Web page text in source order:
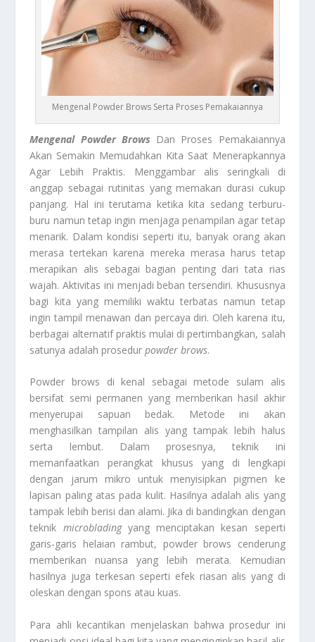
Mengenal Powder Brows Serta Proses Pemakaiannya
Mengenal Powder Brows Dan Proses Pemakaiannya
Akan Semakin Memudahkan Kita Saat Menerapkannya
Agar Lebih Praktis. Menggambar alis seringkali di
anggap sebagai rutinitas yang memakan durasi cukup
panjang. Hal ini terutama ketika kita sedang terburu-
buru namun tetap ingin menjaga penampilan agar tetap
menarik. Dalam kondisi seperti itu, banyak orang akan
merasa tertekan karena mereka merasa harus tetap
merapikan alis sebagai bagian penting dari tata rias
wajah. Aktivitas ini menjadi beban tersendiri. Khususnya
bagi kita yang memiliki waktu terbatas namun tetap
ingin tampil menawan dan percaya diri. Oleh karena itu,
berbagai alternatif praktis mulai di pertimbangkan, salah
satunya adalah prosedurpowder brows.
Powder brows di kenal sebagai metode sulam alis
bersifat semi permanen yang memberikan hasil akhir
menyerupai sapuan bedak. Metode ini akan
menghasilkan tampilan alis yang tampak lebih halus
serta lembut. Dalam prosesnya, teknik ini
memanfaatkan perangkat khusus yang di lengkapi
dengan jarum mikro untuk menyisipkan pigmen ke
lapisan paling atas pada kulit. Hasilnya adalah alis yang
tampak lebih berisi dan alami. Jika di bandingkan dengan
teknik microbladingyang menciptakan kesan seperti
garis-garis helaian rambut, powder brows cenderung
memberikan nuansa yang lebih merata. Kemudian
hasilnya juga terkesan seperti efek riasan alis yang di
oleskan dengan spons atau kuas.
Para ahli kecantikan menjelaskan bahwa prosedur ini